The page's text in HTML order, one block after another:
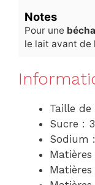
Notes
Pour une
le lait avant de
Taille
Sucre :
Sodium